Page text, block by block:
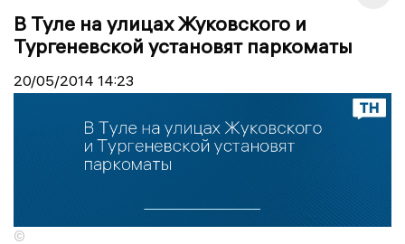
В Туле на улицах Жуковского и
Тургеневской установят паркоматы
20/05/2014 14:23
©